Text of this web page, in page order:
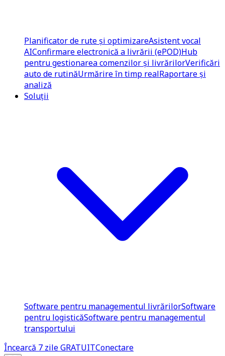
Planificator de rute și optimizareAsistent vocal
AIConfirmare electronică a livrării (ePOD)Hub
pentru gestionarea comenzilor și livrărilorVerificări
auto de rutinăUrmărire în timp realRaportare și
analiză
Soluții
Software pentru managementul livrărilorSoftware
pentru logisticăSoftware pentru managementul
transportului
Încearcă 7 zile GRATUITConectare